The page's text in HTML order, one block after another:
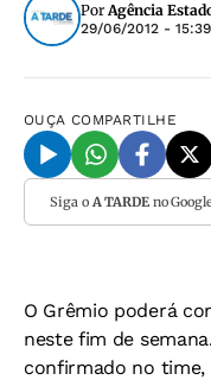
PorAgência
29/06/2012 -
OUÇA COMPARTILHE
Siga o A TARDEno
O Grêmio poderá
neste fim de
confirmado no time,